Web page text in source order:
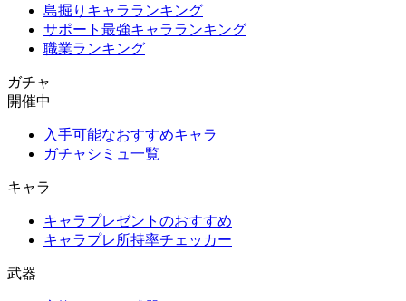
島掘りキャラランキング
サポート最強キャラランキング
職業ランキング
ガチャ
開催中
入手可能なおすすめキャラ
ガチャシミュ一覧
キャラ
キャラプレゼントのおすすめ
キャラプレ所持率チェッカー
武器